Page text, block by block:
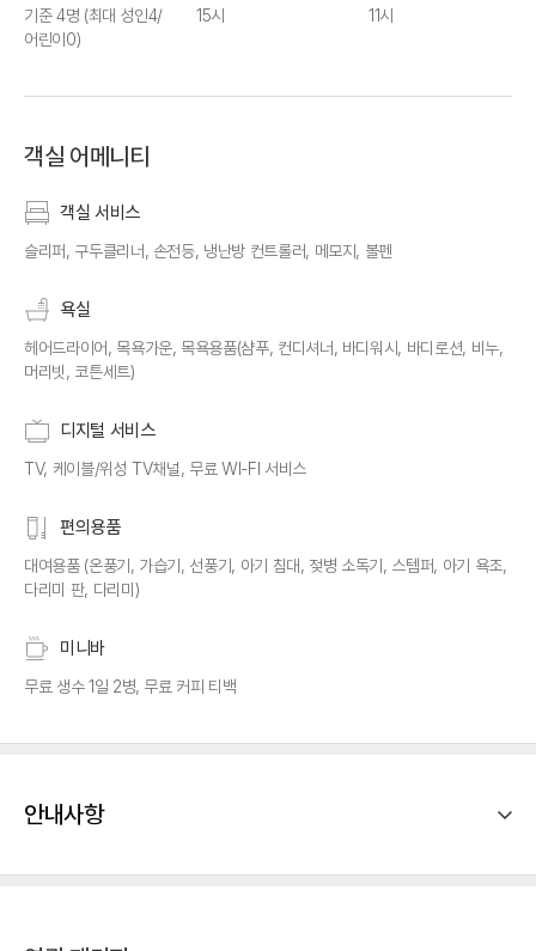
기준 4명 (최대 성인4/
어린이0)
15시 11시
객실 어메니티
객실 서비스
슬리퍼, 구두클리너, 손전등, 냉난방 컨트롤러, 메모지, 볼펜
욕실
헤어드라이어, 목욕가운, 목욕용품(샴푸, 컨디셔너, 바디워시, 바디로션, 비누,
머리빗, 코튼세트)
디지털 서비스
TV, 케이블/위성 TV채널, 무료 WI-FI 서비스
편의용품
대여용품 (온풍기, 가습기, 선풍기, 아기 침대, 젖병 소독기, 스템퍼, 아기 욕조,
다리미 판, 다리미)
미니바
무료 생수 1일 2병, 무료 커피 티백
안내사항